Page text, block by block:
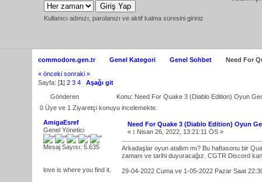
Kullanıcı adınızı, parolanızı ve aktif kalma süresini giriniz
commodore.gen.tr Genel Kategori Genel Sohbet
Need For
« önceki sonraki »
Sayfa: [1] 2 3 4
Aşağı git
Gönderen
Konu: Need For Quake 3 (Diablo Edition) Oyun
0 Üye ve 1 Ziyaretçi konuyu incelemekte.
AmigaEsref
Genel Yönetici
Mesaj Sayısı: 5.635
love is where you find it.
Need For Quake 3 (Diablo Edition) Oyun
« : Nisan 26, 2022, 13:21:11 ÖS »
Arkadaşlar oyun atallım mı? Bu haftasonu bir
zamanı ve tarihi duyuracağız. CGTR Discord
29-04-2022 Cuma ve 1-05-2022 Pazar Saat